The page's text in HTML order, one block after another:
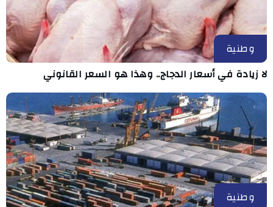
وطنية
لا زيادة في أسعار الدجاج.. وهذا هو السعر القانوني
وطنية